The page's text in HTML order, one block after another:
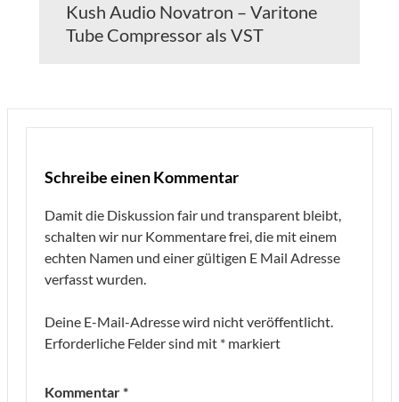
Kush Audio Novatron – Varitone
Tube Compressor als VST
Schreibe einen Kommentar
Damit die Diskussion fair und transparent bleibt,
schalten wir nur Kommentare frei, die mit einem
echten Namen und einer gültigen E Mail Adresse
verfasst wurden.
Deine E-Mail-Adresse wird nicht veröffentlicht.
Erforderliche Felder sind mit * markiert
Kommentar*